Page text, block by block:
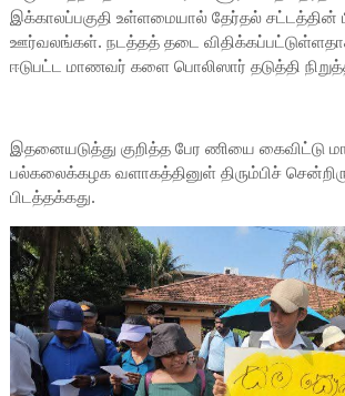
இக்காலப்பகுதி உள்ளமையால் தேர்தல் சட்டத்தின்
ஊர்வலங்கள். நடத்தத் தடை
ஈடுபட்ட மாணவர் களை பொலிஸார் தடுத்தி
இதனையடுத்து குறித்த பேர ணியை கைவிட்டு
பல்கலைக்கழக வளாகத்தினுள் திரும்பிச்
பிடத்தக்கது.